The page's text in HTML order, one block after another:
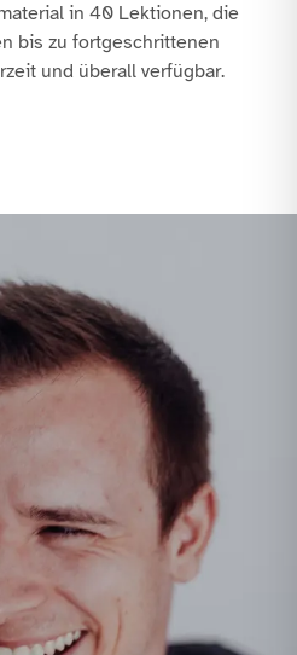
in 40 Lektionen, die
bis zu fortgeschrittenen
und überall verfügbar.